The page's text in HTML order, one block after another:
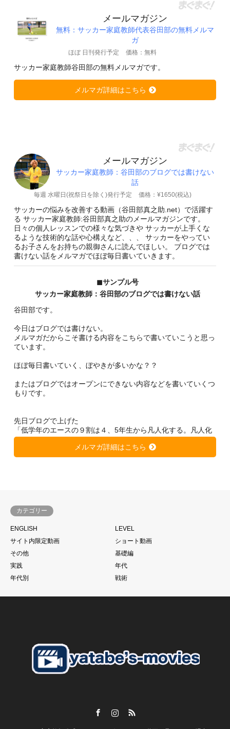
メールマガジン
無料：サッカー家庭教師代表谷田部の無料メルマ
ガ
ほぼ 日刊発行予定 価格：無料
サッカー家庭教師谷田部の無料メルマガです。
メルマガ詳細はこちら
メールマガジン
サッカー家庭教師：谷田部のブログでは書けない
話
毎週 水曜日(祝祭日を除く)発行予定 価格：¥1650(税込)
サッカーの悩みを改善する動画（谷田部真之助.net）で活躍す
る サッカー家庭教師:谷田部真之助のメールマガジンです。
日々の個人レッスンでの様々な気づきや サッカーが上手くな
るような技術的な話や心構えなど、、、 サッカーをやってい
るお子さんをお持ちの親御さんに読んでほしい。 ブログでは
書けない話をメルマガでほぼ毎日書いていきます。
◼︎サンプル号
サッカー家庭教師：谷田部のブログでは書けない話
谷田部です。
今日はブログでは書けない。
メルマガだからこそ書ける内容をこちらで書いていこうと思っ
ています。
ほぼ毎日書いていく、ぼやきが多いかな？？
またはブログではオープンにできない内容などを書いていくつ
もりです。
先日ブログで上げた
「低学年のエースの９割は４、5年生から凡人化する。凡人化
しないために、、、」
https://soccer-kateikyousi.com/daihyoublog/archives/7684.htm
l
す。
当たり前と言われるかもしれません。
もちろん個の力
それでものめり込みすぎて、そこをおざなりにする
す。
私がずっと言い続けている
「親御さんの理解」
【スクールの必要性とは？】
メルマガ詳細はこちら
カテゴリー
ENGLISH
LEVEL
サイト内限定動画
ショート動画
その他
基礎編
実践
年代
年代別
戦術